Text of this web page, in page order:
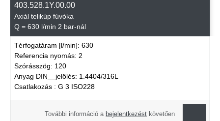
403.528.1Y.00.00
Axiál telikúp fúvóka
Q = 630 l/min 2 bar-nál
Térfogatáram [l/min]: 630
Referencia nyomás: 2
Szórásszög: 120
Anyag DIN__jelölés: 1.4404/316L
Csatlakozás : G 3 ISO228
További információ a bejelentkezést követően